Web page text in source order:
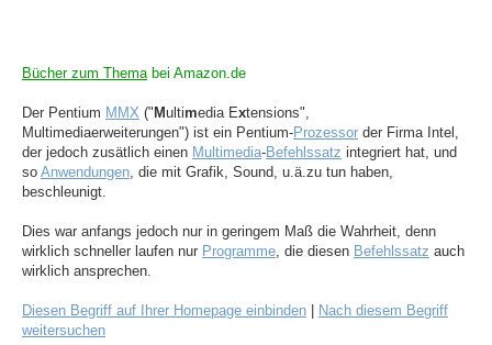
Bücher zum Themabei Amazon.de
Der Pentium MMX (" Multimedia Extensions",
Multimediaerweiterungen") ist ein Pentium-Prozessor der Firma Intel,
der jedoch zusätlich einen Multimedia-Befehlssatz integriert hat, und
so Anwendungen, die mit Grafik, Sound, u.ä.zu tun haben,
beschleunigt.
Dies war anfangs jedoch nur in geringem Maß die Wahrheit, denn
wirklich schneller laufen nur Programme, die diesen Befehlssatz auch
wirklich ansprechen.
Diesen Begriff auf Ihrer Homepage einbinden
Nach diesem Begriff
weitersuchen